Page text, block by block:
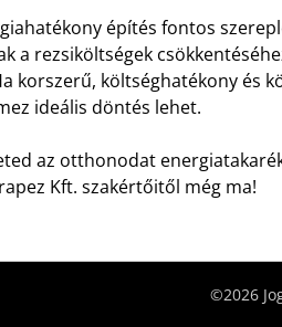
építés fontos
a rezsiköltségek
korszerű, költséghatékony és
ideális döntés lehet.
az otthonodat
Kft. szakértőitől még ma!
©2026